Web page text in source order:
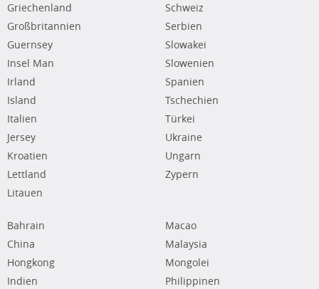
Griechenland
Großbritannien
Guernsey
Insel Man
Irland
Island
Italien
Jersey
Kroatien
Lettland
Litauen
Schweiz
Serbien
Slowakei
Slowenien
Spanien
Tschechien
Türkei
Ukraine
Ungarn
Zypern
Bahrain
China
Hongkong
Indien
Macao
Malaysia
Mongolei
Philippinen